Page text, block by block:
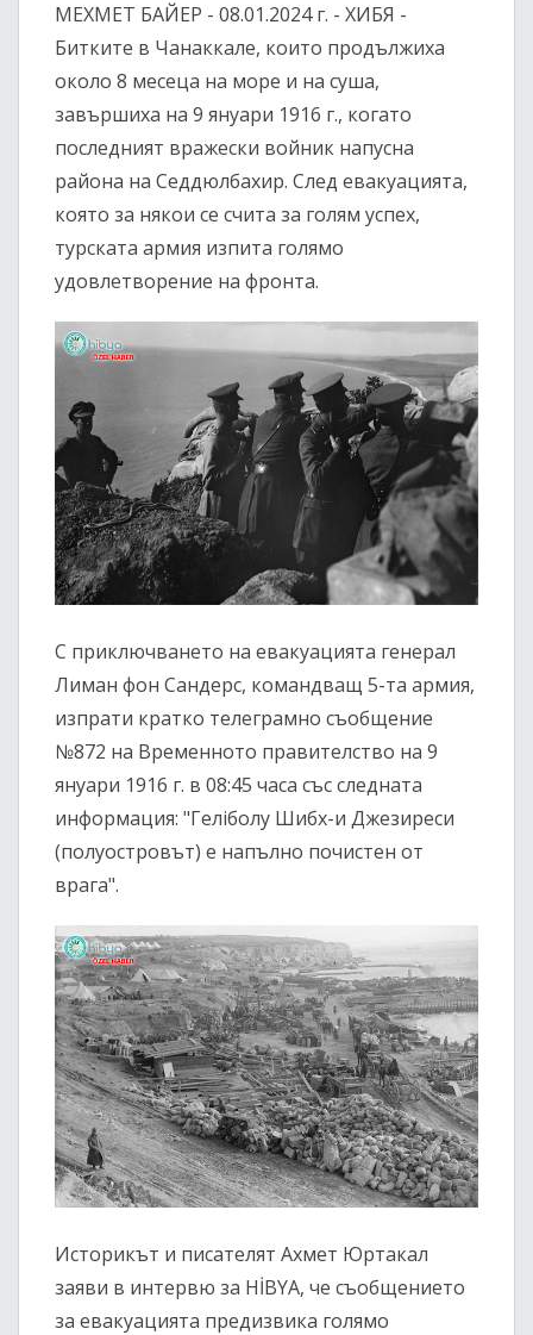
МЕХМЕТ БАЙЕР - 08.01.2024 г. - ХИБЯ -
Битките в Чанаккале, които продължиха
около 8 месеца на море и на суша,
завършиха на 9 януари 1916 г., когато
последният вражески войник напусна
района на Седдюлбахир. След евакуацията,
която за някои се счита за голям успех,
турската армия изпита голямо
удовлетворение на фронта.
С приключването на евакуацията генерал
Лиман фон Сандерс, командващ 5-та армия,
изпрати кратко телеграмно съобщение
№872 на Временното правителство на 9
януари 1916 г. в 08:45 часа със следната
информация: "Геліболу Шибх-и Джезиреси
(полуостровът) е напълно почистен от
врага".
Историкът и писателят Ахмет Юртакал
заяви в интервю за HİBYA, че съобщението
за евакуацията предизвика голямо